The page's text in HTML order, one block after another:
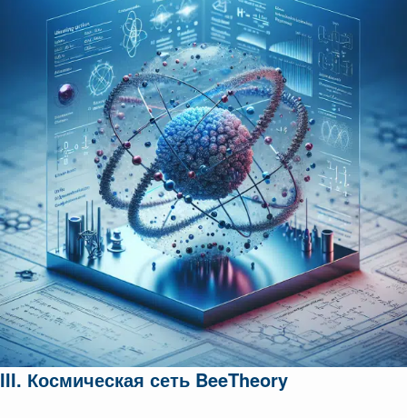
III. Космическая сеть BeeTheory